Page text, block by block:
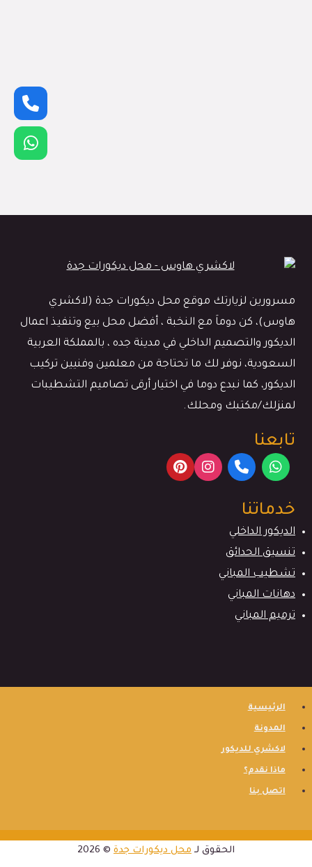
مسرورين لزيارتك موقع محل ديكورات جدة (لاكشري
هاوس)، كن دوماَ مع النخبة ، أفضل محل بيع وتنفيذ اعمال
الديكور والتصميم الداخلي في مدينة جده ، بالمملكة العربية
السعودية، نوفر لك ما تحتاجة من معلمين وفنيين تركيب
الديكور، كما نبدع دوما في اختيار أرقى تصاميم التشطيبات
لمنزلك/مكتبك ومحلك.
تابعنا
خدماتنا
الديكور الداخلي
تنسيق الحدائق
تشطيب المباني
دهانات المباني
ترميم المباني
الرئيسية
المدونة
لاكشري للديكور
ماذا نقدم؟
اتصل بنا
الحقوق لـ محل ديكورات جدة © 2026